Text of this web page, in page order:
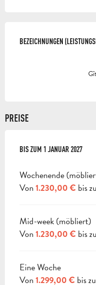
BEZEICHNUNGEN
BEZEICHNUNGEN
PREISE
AB3 JANUAR 2026 BIS ZUM
BIS ZUM 1 JANUAR 2027
Wochenende
Von 1.230,00 € bis zu
Mid-week (möbliert)
Von 1.230,00 € bis zu
Eine Woche
Von 1.299,00 € bis zu